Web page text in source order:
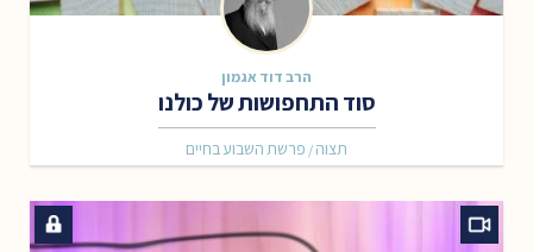
הרב דוד אגמון
סוד התחפושות של כולנו
פרשת השבוע בחיים / תצוה